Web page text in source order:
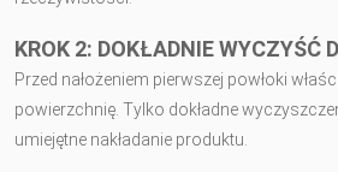
KROK 2: DOKŁADNIE WYCZYŚĆ
Przed nałożeniem pierwszej powłoki
powierzchnię. Tylko dokładne
umiejętne nakładanie produktu.